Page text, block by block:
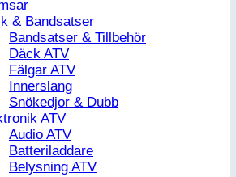
& Bandsatser
Bandsatser & Tillbehör
Däck ATV
Fälgar ATV
Innerslang
Snökedjor & Dubb
ATV
Audio ATV
Batteriladdare
Belysning ATV